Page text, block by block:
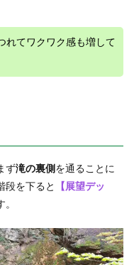
れてワクワク感も増して
ず滝の裏側 を通ることに
段を下ると
【展望デッ